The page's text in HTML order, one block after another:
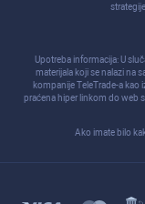
Upotreba informacija: U
materijala koji se nalazi na
kompanije TeleTrade-a kao
praćena hiper linkom do web
Ako imate bilo